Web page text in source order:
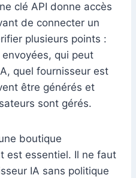
clé API donne accès
de connecter un
plusieurs points :
qui peut
quel fournisseur est
être générés et
sont gérés.
boutique
est essentiel. Il ne faut
IA sans politique